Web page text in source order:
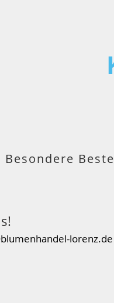
lorenz.de
Besondere